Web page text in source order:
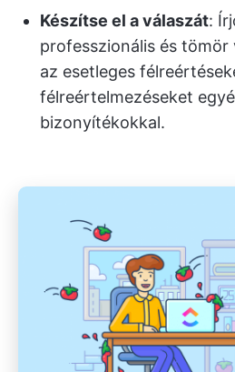
Készítse el a válaszát:
professzionális és tömör
az esetleges
félreértelmezéseket
bizonyítékokkal.